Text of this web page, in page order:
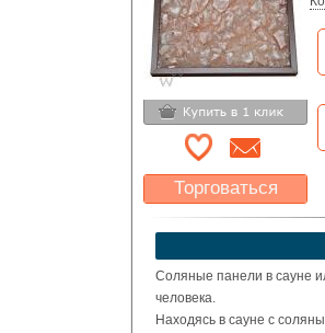
Торговаться
Какая цена Вас
устроит?
Соляные панели в сауне
человека.
Находясь в сауне с